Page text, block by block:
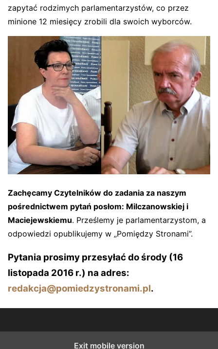
zapytać rodzimych parlamentarzystów, co przez
minione 12 miesięcy zrobili dla swoich wyborców.
Zachęcamy Czytelników do zadania za naszym
pośrednictwem pytań posłom: Milczanowskiej i
Maciejewskiemu. Prześlemy je parlamentarzystom, a
odpowiedzi opublikujemy w „Pomiędzy Stronami”.
Pytania prosimy przesyłać do środy (16
listopada 2016 r.) na adres:
redakcja@pomiedzystronami.pl.
Exit mobile version